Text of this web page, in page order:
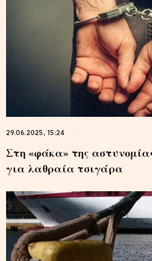
29.06.2025, 15:24
Στη «φάκα» της
για λαθραία τσιγάρα